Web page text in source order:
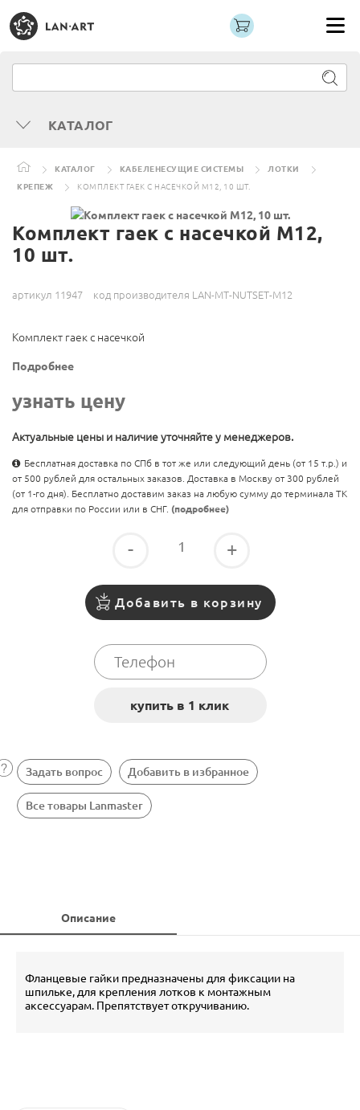
КАТАЛОГ
КАТАЛОГ КАБЕЛЕНЕСУЩИЕ СИСТЕМЫ
ЛОТКИ
КРЕПЕЖ
КОМПЛЕКТ ГАЕК С НАСЕЧКОЙ M12, 10 ШТ.
Комплект гаек с насечкой M12,
10 шт.
артикул 11947 код производителя LAN-MT-NUTSET-M12
Комплект гаек с насечкой
Подробнее
узнать цену
Актуальные цены и наличие уточняйте у менеджеров.
Бесплатная доставка по СПб в тот же или следующий день (от 15 т.р.) и
от 500 рублей для остальных заказов. Доставка в Москву от 300 рублей
(от 1-го дня). Бесплатно доставим заказ на любую сумму до терминала ТК
для отправки по России или в СНГ. (подробнее)
- +
Добавить в корзину
Задать вопрос Добавить в избранное
Все товары Lanmaster
Описание
Фланцевые гайки предназначены для фиксации на
шпильке, для крепления лотков к монтажным
аксессуарам. Препятствует откручиванию.